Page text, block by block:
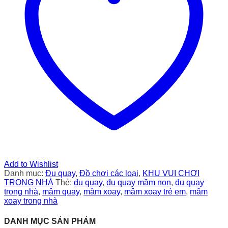
Add to Wishlist
Danh mục: Đu quay, Đồ chơi các loại, KHU VUI CHƠI
TRONG NHÀ Thẻ: đu quay, đu quay mầm non, đu quay
trong nhà, mâm quay, mâm xoay, mâm xoay trẻ em, mâm
xoay trong nhà
DANH MỤC SẢN PHẢM